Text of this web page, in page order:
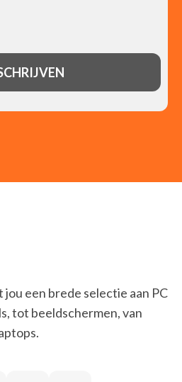
een brede selectie aan PC
tot beeldschermen, van